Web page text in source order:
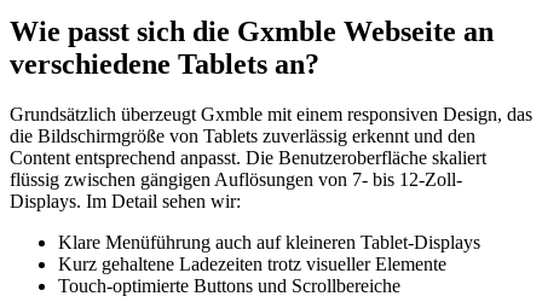
Wie passt sich die Gxmble Webseite an
verschiedene Tablets an?
Grundsätzlich überzeugt Gxmble mit einem responsiven Design, das
die Bildschirmgröße von Tablets zuverlässig erkennt und den
Content entsprechend anpasst. Die Benutzeroberfläche skaliert
flüssig zwischen gängigen Auflösungen von 7- bis 12-Zoll-
Displays. Im Detail sehen wir:
Klare Menüführung auch auf kleineren Tablet-Displays
Kurz gehaltene Ladezeiten trotz visueller Elemente
Touch-optimierte Buttons und Scrollbereiche